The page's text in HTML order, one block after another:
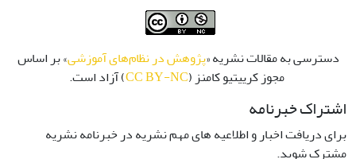
دسترسی به مقالات نشریه «پژوهش در نظام‌های آموزشی» بر اساس
مجوز کرییتیو کامنز (CC BY-NC) آزاد است.
اشتراک خبرنامه
برای دریافت اخبار و اطلاعیه های مهم نشریه در خبرنامه نشریه
مشترک شوید.